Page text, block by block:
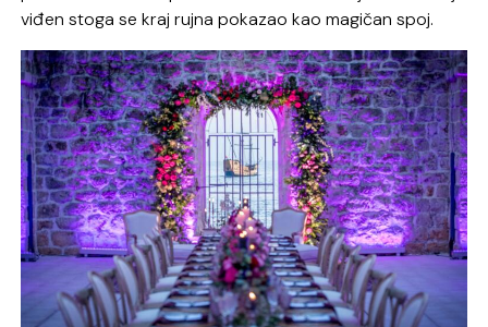
viđen stoga se kraj rujna pokazao kao magičan spoj.